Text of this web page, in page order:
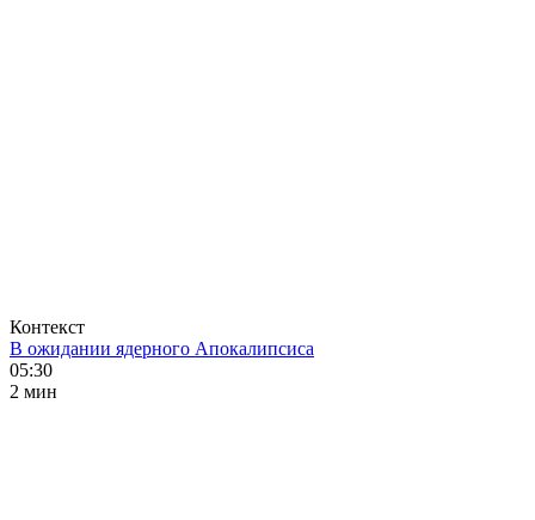
Контекст
В ожидании ядерного Апокалипсиса
05:30
2 мин